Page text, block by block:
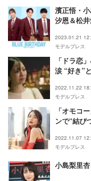
濱正悟・
汐恩＆松
2023.01.21
モデルプレス
「ドラ恋
涙 “好き”
2022.11.22
モデルプレス
「オモコ
ンで“結び
インタビュ
2022.11.07
モデルプレス
小島梨里